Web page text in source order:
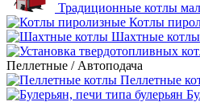
Традиционные котлы
Котлы
Шахтные котлы
Пеллетные / Автоподача
Пеллетные